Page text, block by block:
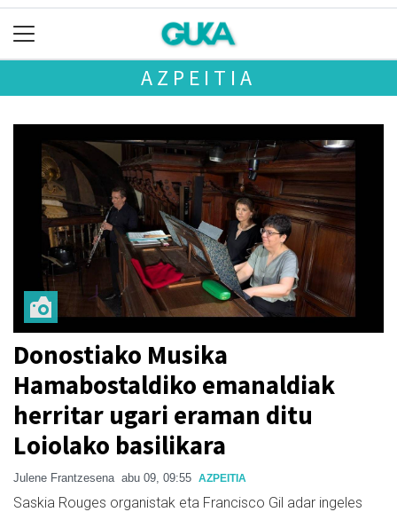
AZPEITIA
Donostiako Musika
Hamabostaldiko emanaldiak
herritar ugari eraman ditu
Loiolako basilikara
Julene Frantzesena abu 09, 09:55 AZPEITIA
Saskia Rouges organistak eta Francisco Gil adar ingeles